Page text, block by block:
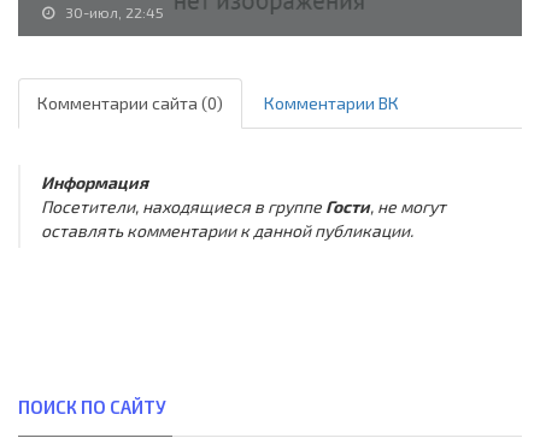
30-июл, 22:45
Комментарии сайта (0) Комментарии ВК
Информация
Посетители, находящиеся в группе Гости, не могут
оставлять комментарии к данной публикации.
ПОИСК ПО САЙТУ